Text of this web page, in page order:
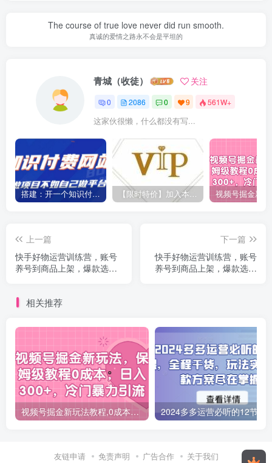
The course of true love never did run smooth.
真诚的爱情之路永不会是平坦的
青城（收徒） 关注
0 2086 0 9 561W+
这家伙很懒，什么都没有写...
搭建：开一个知识付费资源网站，24小时全自动赚钱！ 【限时特价】加入本站VIP会员，海量最新各大团队网赚内部教程全免费，每天持续更新！
上一篇
快手好物运营训练营，账号
养号到商品上架，爆款选品
下一篇
快手好物运营训练营，账号
养号到商品上架，爆款选品
相关推荐
视频号掘金新玩法教程,0成本，日入300+，冷门暴力引流
友链申请 免责声明 广告合作 关于我们